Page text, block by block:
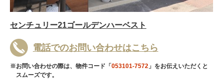
センチュリー21ゴールデンハーベスト
電話でのお問い合わせはこちら
※お問い合わせの際は、物件コード「 053101-7572 」をお伝えいただくと
スムーズです。